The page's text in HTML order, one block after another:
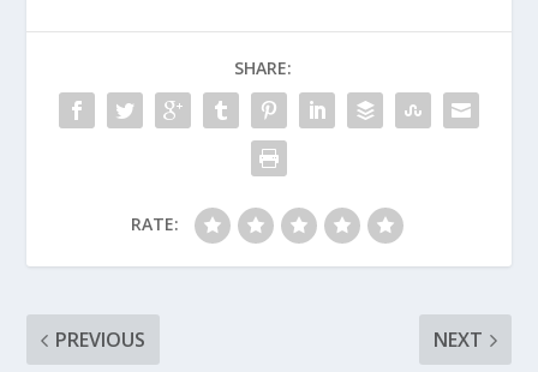
SHARE:
RATE:
PREVIOUS NEXT